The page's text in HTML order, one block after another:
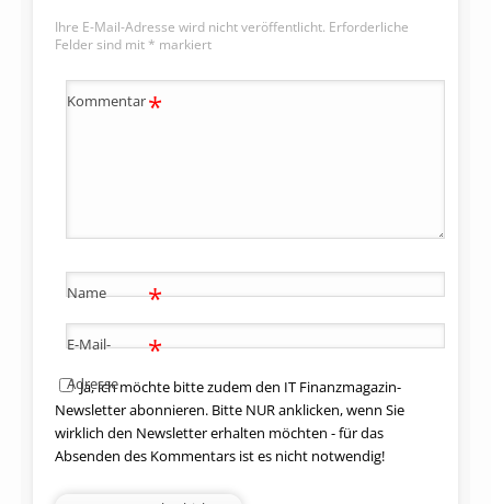
Ihre E-Mail-Adresse wird nicht veröffentlicht. Erforderliche
Felder sind mit * markiert
Kommentar*
Name *
E-Mail-
Adresse
*
Ja, ich möchte bitte zudem den IT Finanzmagazin-
Newsletter abonnieren. Bitte NUR anklicken, wenn Sie
wirklich den Newsletter erhalten möchten - für das
Absenden des Kommentars ist es nicht notwendig!